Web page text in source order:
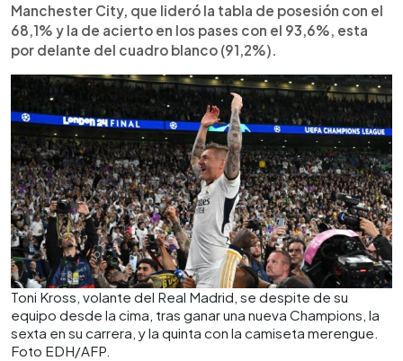
Manchester City, que lideró la tabla de posesión con el
68,1% y la de acierto en los pases con el 93,6%, esta
por delante del cuadro blanco (91,2%).
Toni Kross, volante del Real Madrid, se despite de su
equipo desde la cima, tras ganar una nueva Champions, la
sexta en su carrera, y la quinta con la camiseta merengue.
Foto EDH/AFP.